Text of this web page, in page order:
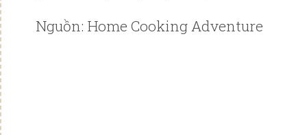
Nguồn: Home Cooking Adventure